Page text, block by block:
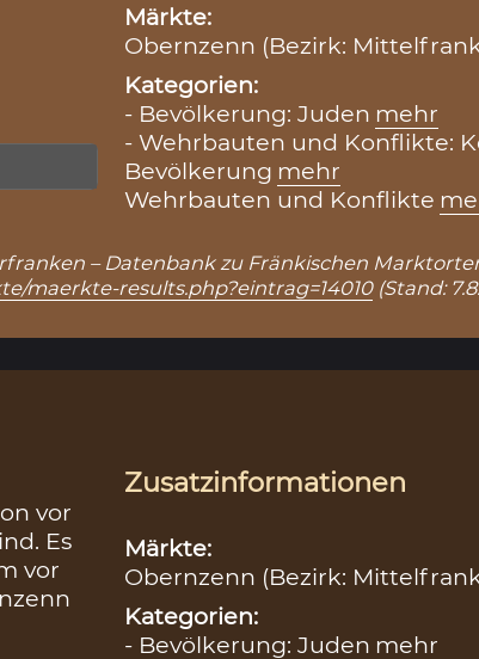
Märkte:
Obernzenn (Bezirk:
Kategorien:
- Bevölkerung: Juden mehr
- Wehrbauten und Konflikte:
Bevölkerung mehr
Wehrbauten und Konflikte
– Datenbank zu Fränkischen
maerkte-results.php?eintrag=14010(Stand:
vor
Es
vor
Zusatzinformationen
Märkte:
Obernzenn (Bezirk:
Kategorien:
- Bevölkerung: Juden mehr